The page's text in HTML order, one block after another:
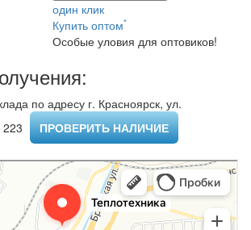
один клик
Купить оптом*
Особые уловия для оптовиков!
по адресу г. Красноярск, ул.
ПРОВЕРИТЬ НАЛИЧИЕ